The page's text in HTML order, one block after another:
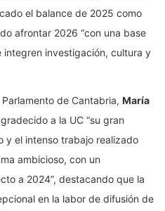
el balance de 2025 como
afrontar 2026 “con una base
investigación, cultura y
de Cantabria, María
a la UC “su gran
y el intenso trabajo realizado
ambicioso, con un
a 2024”, destacando que la
en la labor de difusión de